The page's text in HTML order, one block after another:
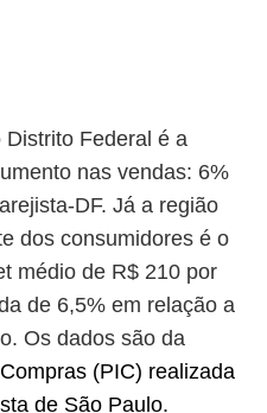
Federal é a
nas vendas: 6%
DF. Já a região
dos consumidores é o
médio de R$ 210 por
de 6,5% em relação a
Os dados são da
(PIC) realizada
de São Paulo.